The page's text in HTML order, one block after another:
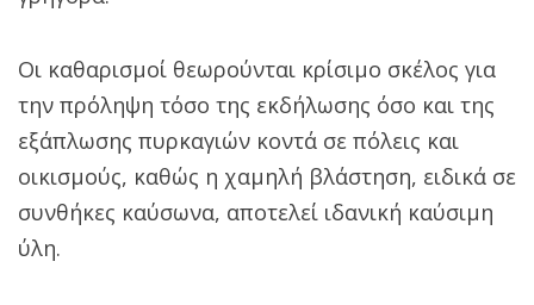
Οι καθαρισμοί θεωρούνται κρίσιμο σκέλος για
την πρόληψη τόσο της εκδήλωσης όσο και της
εξάπλωσης πυρκαγιών κοντά σε πόλεις και
οικισμούς, καθώς η χαμηλή βλάστηση, ειδικά σε
συνθήκες καύσωνα, αποτελεί ιδανική καύσιμη
ύλη.